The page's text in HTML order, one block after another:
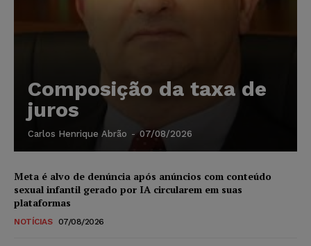
Composição da taxa de
juros
Carlos Henrique Abrão - 07/08/2026
Meta é alvo de denúncia após anúncios com conteúdo
sexual infantil gerado por IA circularem em suas
plataformas
NOTÍCIAS 07/08/2026